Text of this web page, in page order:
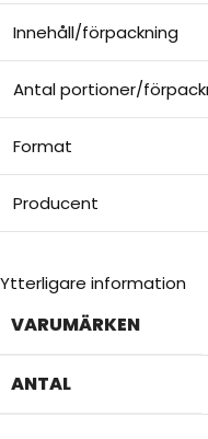
Innehåll/förpackning
Antal portioner/
Format
Producent
Ytterligare information
VARUMÄRKEN
ANTAL